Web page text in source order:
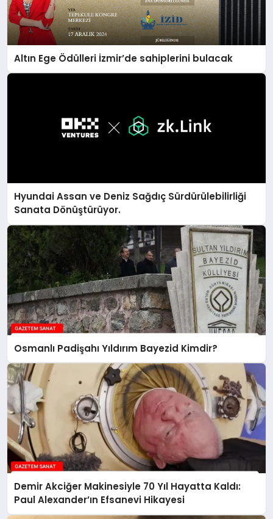
Altın Ege Ödülleri İzmir’de sahiplerini bulacak
Hyundai Assan ve Deniz Sağdıç Sürdürülebilirliği
Sanata Dönüştürüyor.
Osmanlı Padişahı Yıldırım Bayezid Kimdir?
Demir Akciğer Makinesiyle 70 Yıl Hayatta Kaldı:
Paul Alexander’ın Efsanevi Hikayesi